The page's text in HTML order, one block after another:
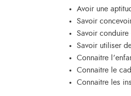
Avoir une
Savoir
Savoir conduire
Savoir utiliser
Connaitre
Connaitre le
Connaitre les